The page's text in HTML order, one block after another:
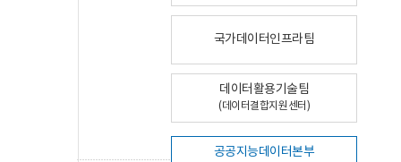
국가데이터인프라팀
데이터활용기술팀
(데이터결합지원센터)
공공지능데이터본부